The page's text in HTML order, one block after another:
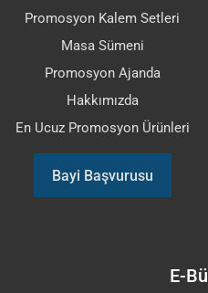
Promosyon Kalem Setleri
Masa Sümeni
Promosyon Ajanda
Hakkımızda
En Ucuz Promosyon Ürünleri
Bayi Başvurusu
E-